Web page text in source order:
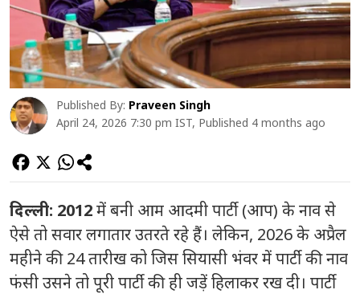
Published By: Praveen Singh
April 24, 2026 7:30 pm IST, Published 4 months ago
दिल्ली: 2012में बनी आम आदमी पार्टी (आप) के नाव से
ऐसे तो सवार लगातार उतरते रहे हैं। लेकिन, 2026 के अप्रैल
महीने की 24 तारीख को जिस सियासी भंवर में पार्टी की नाव
फंसी उसने तो पूरी पार्टी की ही जड़ें हिलाकर रख दी। पार्टी